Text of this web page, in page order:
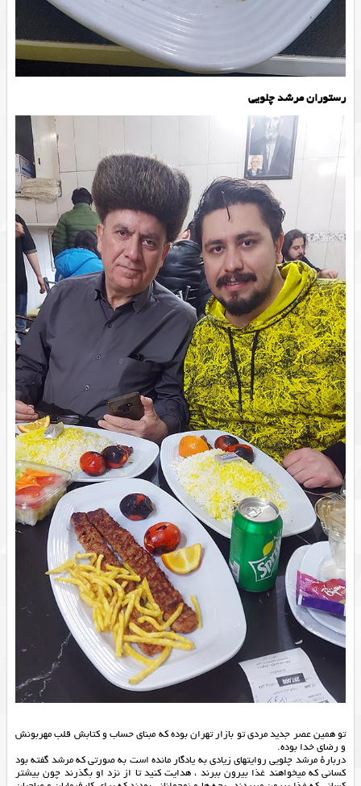
رستوران مرشد چلویی
تو همین عصر جدید مردی تو بازار تهران بوده که مبنای حساب و کتابش قلب مهربونش
و رضای خدا بوده.
دربارهٔ مرشد چلویی روایتهای زیادی به یادگار مانده است به صورتی که مرشد گفته بود
کسانی که میخواهند غذا بیرون ببرند ، هدایت کنید تا از نزد او بگذرند چون بیشتر